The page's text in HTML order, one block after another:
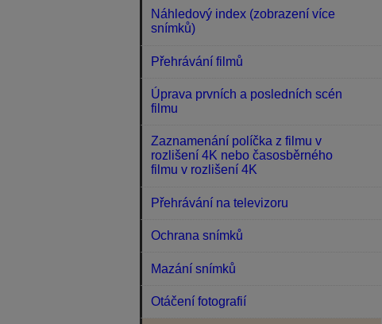
Náhledový index (zobrazení více
snímků)
Přehrávání filmů
Úprava prvních a posledních scén
filmu
Zaznamenání políčka z filmu v
rozlišení 4K nebo časosběrného
filmu v rozlišení 4K
Přehrávání na televizoru
Ochrana snímků
Mazání snímků
Otáčení fotografií